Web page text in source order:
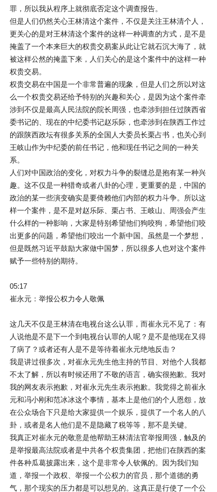
罪，所以我从程序上就彻底否定这个调查报告。
但是人们仍然关心王林清这个案件，不仅是关注王林清个人，
更关心的是对王林清这个案件的这样一种调查的方式，是不是
掩盖了一个本来巨大的权贵交易案从此让它就石沉大海了，就
被这样公然的掩盖下来，人们关心的是这个案件中的这样一种
权贵交易。
权贵交易在中国是一个非常普遍的现象，但是人们之所以对这
么一个权贵交易还给予特别的兴趣和关心，是因为这个案件牵
涉到不仅是最高人民法院的院长周强，也牵涉到担任过陕西省
委书记的、现在的中纪委书记赵乐际，也牵涉到在陕西工作过
的跟陕西政坛有很多关系的全国人大委员长栗占书，也关心到
王岐山作为中纪委的前任书记，他和现任书记之间的一种关
系。
人们对中国政治的变化，对权力斗争的裂缝总是抱有某一种兴
趣。这不仅是一种猎奇或者八卦的心理，更重要的是，中国的
政治的某一些演变确实是要倚赖他们内部的权力斗争。所以这
样一个案件，是不是对赵乐际、栗占书、王岐山、周强会产生
什么样的一种影响，大家是特别希望他们狗咬狗，希望他们咬
出更多的问题，希望他们咬出一个新中国。虽然是一个梦想，
但是既然习近平鼓励大家做中国梦，所以很多人也对这个案件
赋予一些特别的期待。
05:17
崔永元：举报公权力令人敬佩
这几天不仅是王林清在电视台这么认罪，而崔永元不见了：有
人说他是不是下一个到电视台认罪的人呢？是不是他现在又得
了病了？或者还有人是不是等待着崔永元绝地反击？
我是讲过很多次，对崔永元先生他主持的节目、对他个人我都
不太了解，所以有时候还用了不敬的语言，确实很抱歉。我对
我的网友表示抱歉，对崔永元先生表示抱歉。我觉得之前崔永
元和冯小刚和范冰冰这个事情，基本上是他们的个人恩怨，放
在公众场合下只是给大家提供一个娱乐，提供了一个名人的八
卦，或者是名人他们是不是隐藏了税等等，那不是关键。
我真正对崔永元的敬意是他帮助王林清法官举报周强，触及的
是举报最高法院或者是中共各个权贵集团，把他们在陕西的案
件各种瓜葛披露出来，这个是非常令人钦佩的。因为我们知
道，举报一个政权、举报一个公权力的官员，那个道德的勇
气，那个现实的压力都是可以想见的。这真正是行使了一个公